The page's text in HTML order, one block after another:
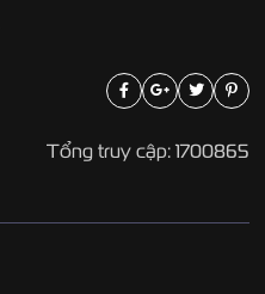
Tổng truy cập: 1700865